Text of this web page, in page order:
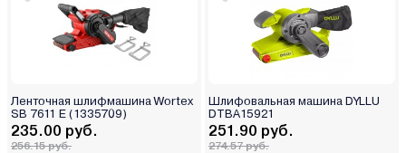
Ленточная шлифмашина Wortex
SB 7611 E (1335709)
235.00 руб.
256.15 руб.
Шлифовальная машина DYLLU
DTBA15921
251.90 руб.
274.57 руб.